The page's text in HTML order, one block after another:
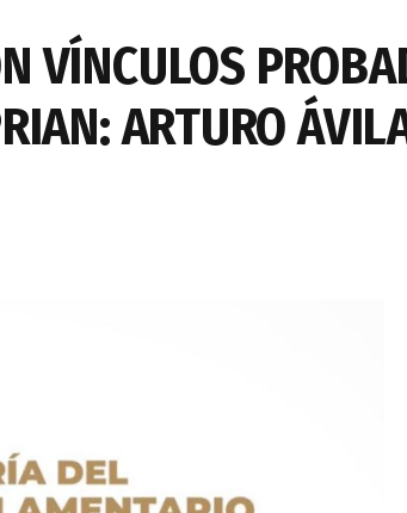
VÍNCULOS
ARTURO